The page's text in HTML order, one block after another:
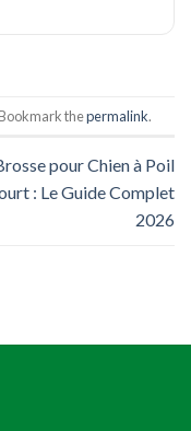
thepermalink.
pour Chien à Poil
: Le Guide Complet
2026